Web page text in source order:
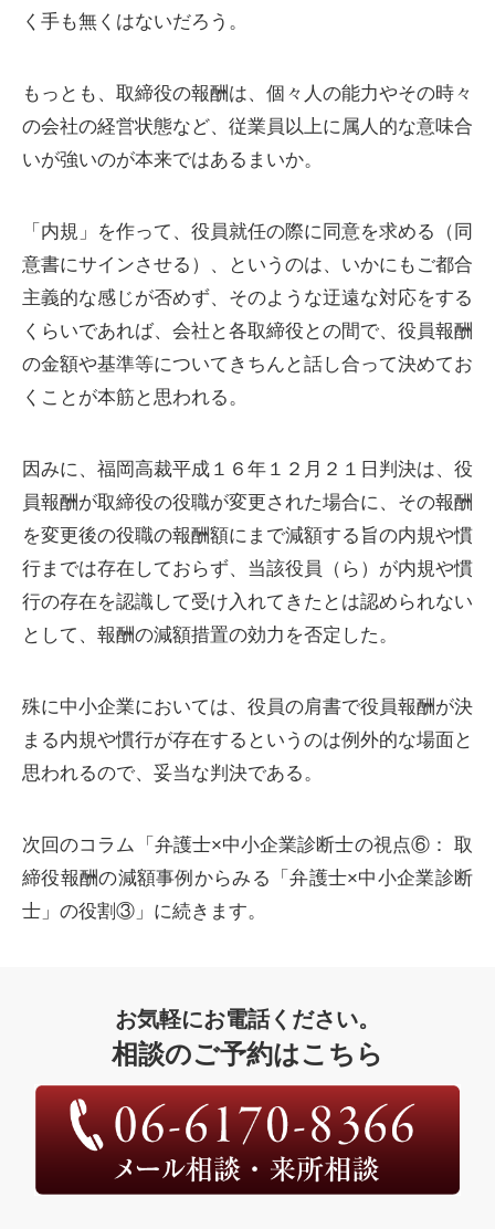
く手も無くはないだろう。
もっとも、取締役の報酬は、個々人の能力やその時々
の会社の経営状態など、従業員以上に属人的な意味合
いが強いのが本来ではあるまいか。
「内規」を作って、役員就任の際に同意を求める（同
意書にサインさせる）、というのは、いかにもご都合
主義的な感じが否めず、そのような迂遠な対応をする
くらいであれば、会社と各取締役との間で、役員報酬
の金額や基準等についてきちんと話し合って決めてお
くことが本筋と思われる。
因みに、福岡高裁平成１６年１２月２１日判決は、役
員報酬が取締役の役職が変更された場合に、その報酬
を変更後の役職の報酬額にまで減額する旨の内規や慣
行までは存在しておらず、当該役員（ら）が内規や慣
行の存在を認識して受け入れてきたとは認められない
として、報酬の減額措置の効力を否定した。
殊に中小企業においては、役員の肩書で役員報酬が決
まる内規や慣行が存在するというのは例外的な場面と
思われるので、妥当な判決である。
次回のコラム「弁護士×中小企業診断士の視点⑥： 取
締役報酬の減額事例からみる「弁護士×中小企業診断
士」の役割③」に続きます。
お気軽にお電話ください。
相談のご予約はこちら